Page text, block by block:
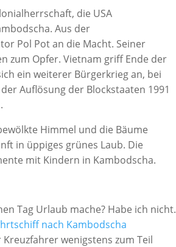
die USA
Aus der
Pol Pot an die Macht. Seiner
zum Opfer. Vietnam griff Ende der
ein weiterer Bürgerkrieg an, bei
Auflösung der Blockstaaten 1991
Tag Urlaub mache? Habe ich nicht.
nach Kambodscha
wenigstens zum Teil